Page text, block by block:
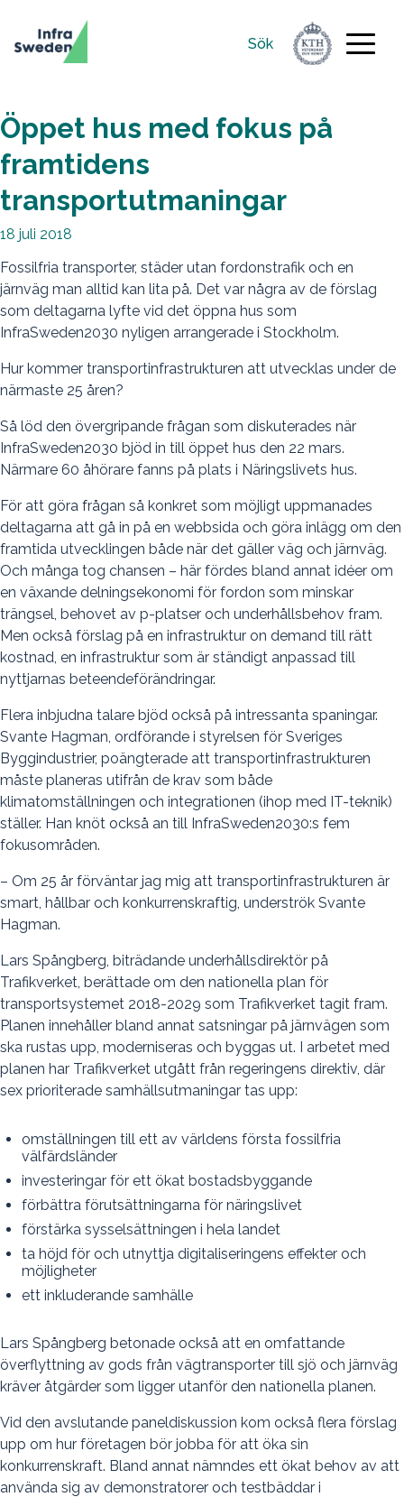
Sök
Sök
efter:
Öppet hus med fokus på
framtidens
transportutmaningar
18 juli 2018
Fossilfria transporter, städer utan fordonstrafik och en
järnväg man alltid kan lita på. Det var några av de förslag
som deltagarna lyfte vid det öppna hus som
InfraSweden2030 nyligen arrangerade i Stockholm.
Hur kommer transportinfrastrukturen att utvecklas under de
närmaste 25 åren?
Så löd den övergripande frågan som diskuterades när
InfraSweden2030 bjöd in till öppet hus den 22 mars.
Närmare 60 åhörare fanns på plats i Näringslivets hus.
För att göra frågan så konkret som möjligt uppmanades
deltagarna att gå in på en webbsida och göra inlägg om den
framtida utvecklingen både när det gäller väg och järnväg.
Och många tog chansen – här fördes bland annat idéer om
en växande delningsekonomi för fordon som minskar
trängsel, behovet av p-platser och underhållsbehov fram.
Men också förslag på en infrastruktur on demand till rätt
kostnad, en infrastruktur som är ständigt anpassad till
nyttjarnas beteendeförändringar.
Flera inbjudna talare bjöd också på intressanta spaningar.
Svante Hagman, ordförande i styrelsen för Sveriges
Byggindustrier, poängterade att transportinfrastrukturen
måste planeras utifrån de krav som både
klimatomställningen och integrationen (ihop med IT-teknik)
ställer. Han knöt också an till InfraSweden2030:s fem
fokusområden.
– Om 25 år förväntar jag mig att transportinfrastrukturen är
smart, hållbar och konkurrenskraftig, underströk Svante
Hagman.
Lars Spångberg, biträdande underhållsdirektör på
Trafikverket, berättade om den nationella plan för
transportsystemet 2018-2029 som Trafikverket tagit fram.
Planen innehåller bland annat satsningar på järnvägen som
ska rustas upp, moderniseras och byggas ut. I arbetet med
planen har Trafikverket utgått från regeringens direktiv, där
sex prioriterade samhällsutmaningar tas upp:
omställningen till ett av världens första fossilfria
välfärdsländer
investeringar för ett ökat bostadsbyggande
förbättra förutsättningarna för näringslivet
förstärka sysselsättningen i hela landet
ta höjd för och utnyttja digitaliseringens effekter och
möjligheter
ett inkluderande samhälle
Lars Spångberg betonade också att en omfattande
överflyttning av gods från vägtransporter till sjö och järnväg
kräver åtgärder som ligger utanför den nationella planen.
Vid den avslutande paneldiskussion kom också flera förslag
upp om hur företagen bör jobba för att öka sin
konkurrenskraft. Bland annat nämndes ett ökat behov av att
använda sig av demonstratorer och testbäddar i